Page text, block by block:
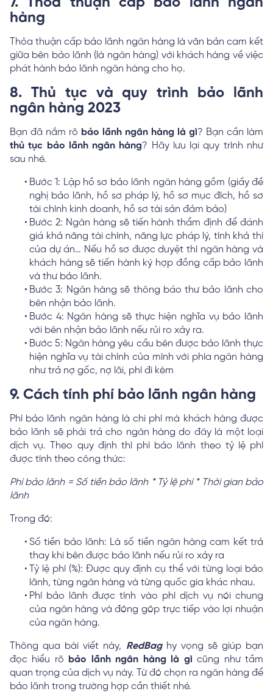
hàng
Thỏa thuận cấp bảo lãnh ngân hàng là văn bản cam kết
giữa bên bảo lãnh (là ngân hàng) với khách hàng về việc
phát hành bảo lãnh ngân hàng cho họ.
8. Thủ tục và quy trình bảo lãnh
ngân hàng 2023
Bạn đã nắm rõ bảo lãnh ngân hàng là gì? Bạn cần làm
thủ tục bảo lãnh ngân hàng? Hãy lưu lại quy trình như
sau nhé.
Bước 1: Lập hồ sơ bảo lãnh ngân hàng gồm (giấy đề
nghị bảo lãnh, hồ sơ pháp lý, hồ sơ mục đích, hồ sơ
tài chính kinh doanh, hồ sơ tài sản đảm bảo)
Bước 2: Ngân hàng sẽ tiến hành thẩm định để đánh
giá khả năng tài chính, năng lực pháp lý, tính khả thi
của dự án… Nếu hồ sơ được duyệt thì ngân hàng và
khách hàng sẽ tiến hành ký hợp đồng cấp bảo lãnh
và thư bảo lãnh.
Bước 3: Ngân hàng sẽ thông báo thư bảo lãnh cho
bên nhận bảo lãnh.
Bước 4: Ngân hàng sẽ thực hiện nghĩa vụ bảo lãnh
với bên nhận bảo lãnh nếu rủi ro xảy ra.
Bước 5: Ngân hàng yêu cầu bên được bảo lãnh thực
hiện nghĩa vụ tài chính của mình với phía ngân hàng
như trả nợ gốc, nợ lãi, phí đi kèm
9. Cách tính phí bảo lãnh ngân hàng
Phí bảo lãnh ngân hàng là chi phí mà khách hàng được
bảo lãnh sẽ phải trả cho ngân hàng do đây là một loại
dịch vụ. Theo quy định thì phí bảo lãnh theo tỷ lệ phí
được tính theo công thức:
Phí bảo lãnh = Số tiền bảo lãnh * Tỷ lệ phí * Thời gian bảo
lãnh
Trong đó:
Số tiền bảo lãnh: Là số tiền ngân hàng cam kết trả
thay khi bên được bảo lãnh nếu rủi ro xảy ra
Tỷ lệ phí (%): Được quy định cụ thể với từng loại bảo
lãnh, từng ngân hàng và từng quốc gia khác nhau.
Phí bảo lãnh được tính vào phí dịch vụ nói chung
của ngân hàng và đóng góp trực tiếp vào lợi nhuận
của ngân hàng.
Thông qua bài viết này, RedBaghy vọng sẽ giúp bạn
đọc hiểu rõ
bảo lãnh ngân hàng là gì cũng như tầm
quan trọng của dịch vụ này. Từ đó chọn ra ngân hàng để
bảo lãnh trong trường hợp cần thiết nhé.